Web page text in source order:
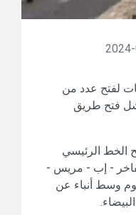
لفتح عدد من
فتح طريق
الخط الرئيسي
- إب - مريس -
وسط أنباء عن